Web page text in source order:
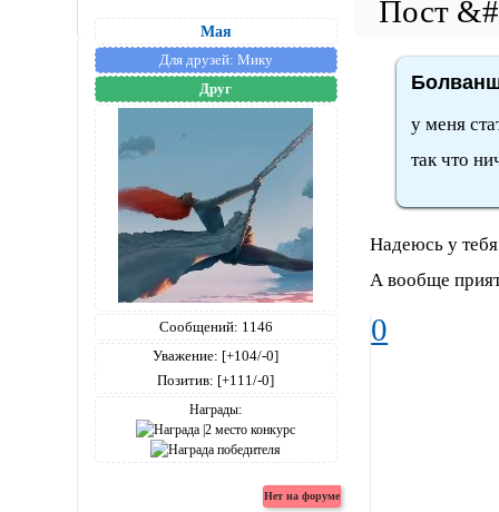
Мая
Для друзей: Мику
Друг
Сообщений: 1146
Уважение: [+104/-0]
Позитив: [+111/-0]
Награды:
у меня
так что
Надеюсь у
А вообще
0